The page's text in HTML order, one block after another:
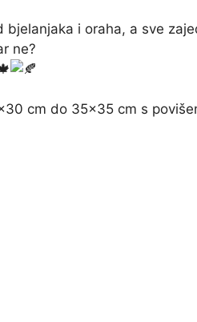
bjelanjaka i oraha, a sve
ne?
cm do 35×35 cm s